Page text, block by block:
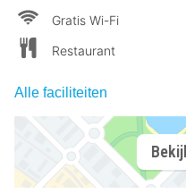
Gratis Wi-Fi
Restaurant
Alle faciliteiten